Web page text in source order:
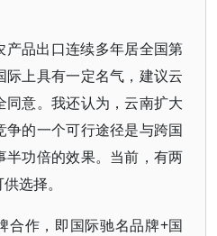
产品出口连续多年居全国第
上具有一定名气，建议云
意。我还认为，云南扩大
争的一个可行途径是与跨国
功倍的效果。当前，有两
选择。
合作，即国际驰名品牌+国